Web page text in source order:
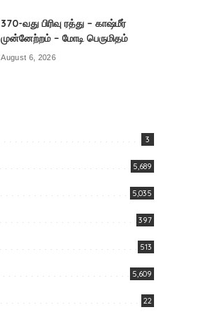
370-வது பிரிவு ரத்து – காஷ்மீர்
முன்னேற்றம் – மோடி பெருமிதம்
August 6, 2026
3
5,689
5,035
397
513
5,609
22